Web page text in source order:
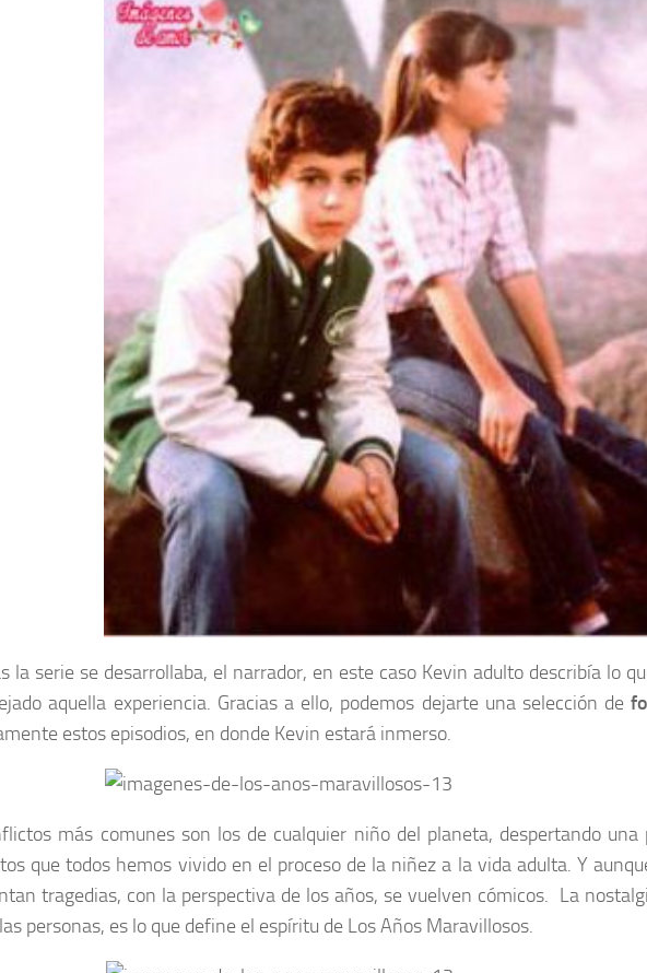
la serie se desarrollaba, el narrador, en este caso Kevin adulto describía lo
aquella experiencia. Gracias a ello, podemos dejarte una selección de
estos episodios, en donde Kevin estará inmerso.
más comunes son los de cualquier niño del planeta, despertando
que todos hemos vivido en el proceso de la niñez a la vida adulta. Y
tragedias, con la perspectiva de los años, se vuelven cómicos. La
personas, es lo que define el espíritu de Los Años Maravillosos.